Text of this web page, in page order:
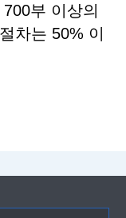
부 이상의
차는 50% 이